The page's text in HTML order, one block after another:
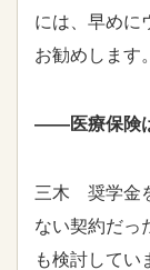
には、早めに
お勧めします
――医療保険
三木 奨学金
ない契約だっ
も検討してい